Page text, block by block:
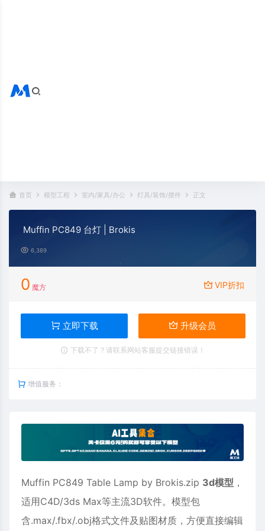
首页 模型工程 室内/家具/办公 灯具/装饰/摆件 正文
Muffin PC849 台灯 | Brokis
6,389
0 魔方 VIP折扣
立即下载 升级会员
下载不了？请联系网站客服提交链接错误！
增值服务：
Muffin PC849 Table Lamp by Brokis.zip 3d模型 ，
适用C4D/3ds Max等主流3D软件。模型包
含.max/.fbx/.obj格式文件及贴图材质，方便直接编辑